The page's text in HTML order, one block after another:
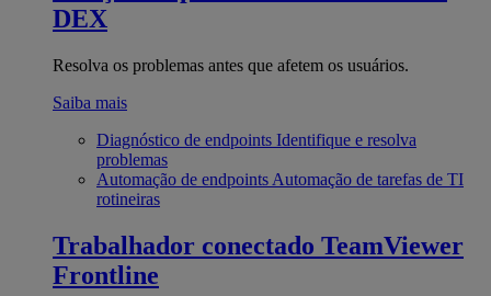
DEX
Resolva os problemas antes que afetem os usuários.
Saiba mais
Diagnóstico de endpoints Identifique e resolva
problemas
Automação de endpoints Automação de tarefas de TI
rotineiras
Trabalhador conectado TeamViewer
Frontline